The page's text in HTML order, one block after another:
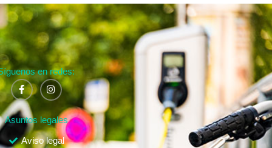
en redes:
Asuntos legales
Aviso legal